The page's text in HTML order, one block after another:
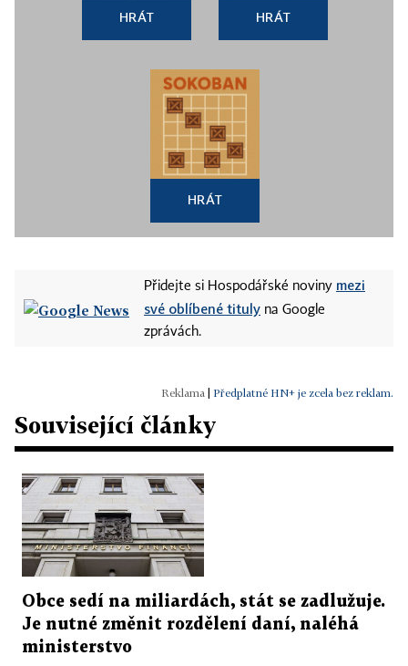
HRÁT HRÁT
HRÁT
Přidejte si Hospodářské noviny mezi
své oblíbené tituly na Google
zprávách.
Předplatné HN+ je zcela bez reklam.
Související články
Obce sedí na miliardách, stát se zadlužuje.
Je nutné změnit rozdělení daní, naléhá
ministerstvo